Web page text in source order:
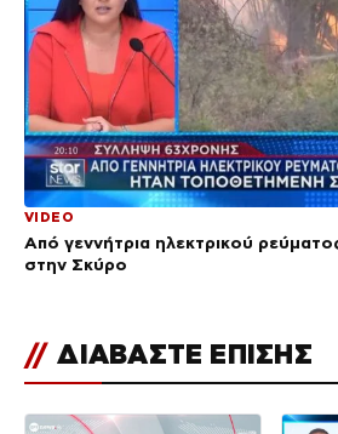
VIDEO
Από γεννήτρια ηλεκτρικού
στην Σκύρο
// ΔΙΑΒΑΣΤΕ ΕΠΙΣΗΣ